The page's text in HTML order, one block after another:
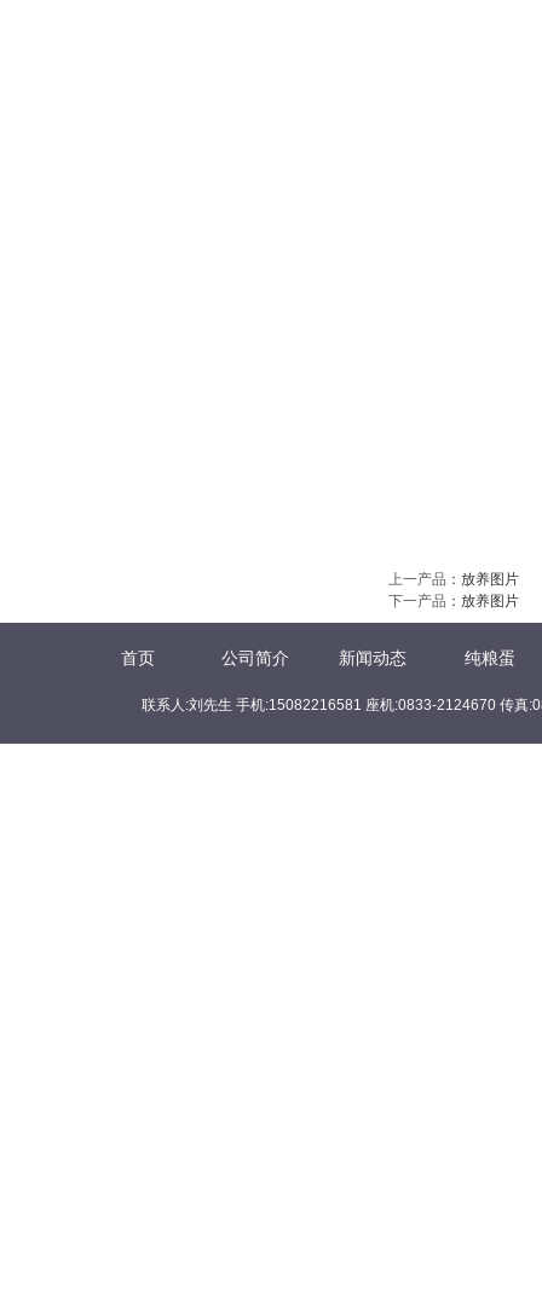
上一产品 ： 放养图片
下一产品 ： 放养图片
首页 公司简介 新闻动态 纯粮蛋
联系人:刘先生 手机:15082216581 座机:0833-2124670 传真